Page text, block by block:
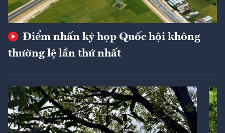
Điểm nhấn kỳ họp Quốc hội không
thường lệ lần thứ nhất